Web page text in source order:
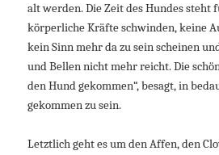
alt werden. Die Zeit des Hundes steht
körperliche Kräfte schwinden, keine
kein Sinn mehr da zu sein scheinen
und Bellen nicht mehr reicht. Die
den Hund gekommen“, besagt, in
gekommen zu sein.
Letztlich geht es um den Affen, den